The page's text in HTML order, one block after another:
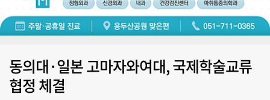
동의대·일본 고마자와여대, 국제학술교류
협정 체결